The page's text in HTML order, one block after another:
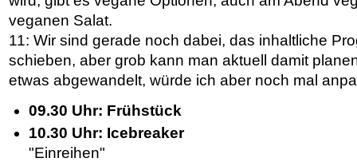
veganen Salat.
11: Wir sind gerade noch dabei, das inhaltliche
schieben, aber grob kann man aktuell damit
etwas abgewandelt, würde ich aber noch mal
09.30 Uhr: Frühstück
10.30 Uhr: Icebreaker
"Einreihen"